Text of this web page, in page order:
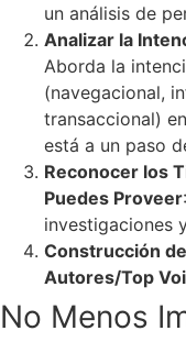
un análisis de
Analizar la
Aborda la
(navegacional,
transaccional)
está a un paso
Reconocer los
Puedes Proveer
investigaciones
Construcción
Autores/Top
No Menos